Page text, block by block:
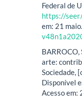
Federal de
https://
em: 21
BARROCO,
arte:
Sociedade,
Disponível
Acesso em: